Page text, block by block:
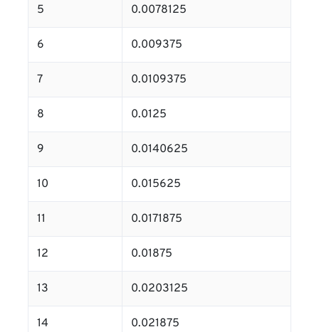
5 0.0078125
6 0.009375
7 0.0109375
8 0.0125
9 0.0140625
10 0.015625
11 0.0171875
12 0.01875
13 0.0203125
14 0.021875